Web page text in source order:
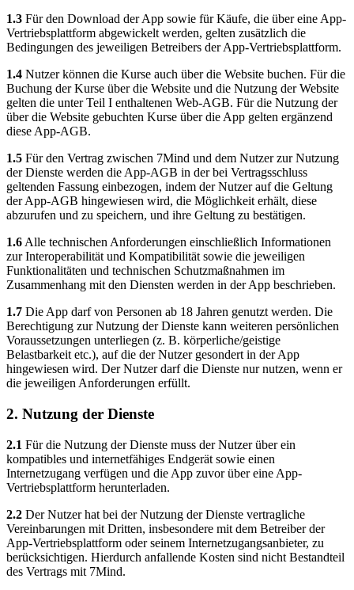
1.3 Für den Download der App sowie für Käufe, die über eine App-
Vertriebsplattform abgewickelt werden, gelten zusätzlich die
Bedingungen des jeweiligen Betreibers der App-Vertriebsplattform.
1.4 Nutzer können die Kurse auch über die Website buchen. Für die
Buchung der Kurse über die Website und die Nutzung der Website
gelten die unter Teil I enthaltenen Web-AGB. Für die Nutzung der
über die Website gebuchten Kurse über die App gelten ergänzend
diese App-AGB.
1.5 Für den Vertrag zwischen 7Mind und dem Nutzer zur Nutzung
der Dienste werden die App-AGB in der bei Vertragsschluss
geltenden Fassung einbezogen, indem der Nutzer auf die Geltung
der App-AGB hingewiesen wird, die Möglichkeit erhält, diese
abzurufen und zu speichern, und ihre Geltung zu bestätigen.
1.6Alle technischen Anforderungen einschließlich Informationen
zur Interoperabilität und Kompatibilität sowie die jeweiligen
Funktionalitäten und technischen Schutzmaßnahmen im
Zusammenhang mit den Diensten werden in der App beschrieben.
1.7 Die App darf von Personen ab 18 Jahren genutzt werden. Die
Berechtigung zur Nutzung der Dienste kann weiteren persönlichen
Voraussetzungen unterliegen (z. B. körperliche/geistige
Belastbarkeit etc.), auf die der Nutzer gesondert in der App
hingewiesen wird. Der Nutzer darf die Dienste nur nutzen, wenn er
die jeweiligen Anforderungen erfüllt.
2. Nutzung der Dienste
2.1 Für die Nutzung der Dienste muss der Nutzer über ein
kompatibles und internetfähiges Endgerät sowie einen
Internetzugang verfügen und die App zuvor über eine App-
Vertriebsplattform herunterladen.
2.2 Der Nutzer hat bei der Nutzung der Dienste vertragliche
Vereinbarungen mit Dritten, insbesondere mit dem Betreiber der
App-Vertriebsplattform oder seinem Internetzugangsanbieter, zu
berücksichtigen. Hierdurch anfallende Kosten sind nicht Bestandteil
des Vertrags mit 7Mind.